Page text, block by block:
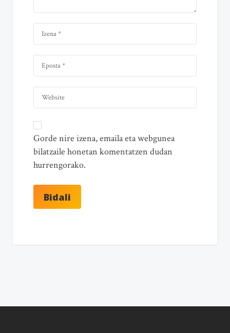
Gorde nire izena, emaila eta webgunea
bilatzaile honetan komentatzen dudan
hurrengorako.